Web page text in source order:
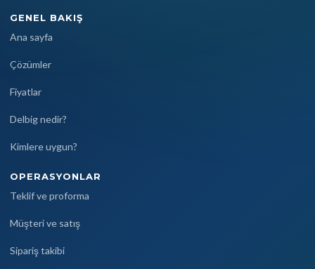
GENEL BAKIŞ
Ana sayfa
Çözümler
Fiyatlar
Delbig nedir?
Kimlere uygun?
OPERASYONLAR
Teklif ve proforma
Müşteri ve satış
Sipariş takibi